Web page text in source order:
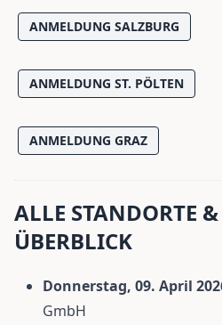
ANMELDUNG SALZBURG
ANMELDUNG ST. PÖLTEN
ANMELDUNG GRAZ
ALLE STANDORTE
ÜBERBLICK
Donnerstag, 09. April
GmbH